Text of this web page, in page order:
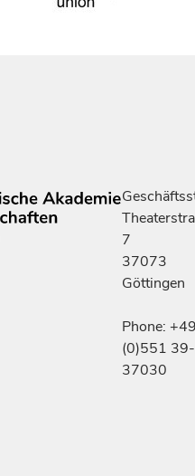
7
37073
Göttingen
Phone:
(0)551 39-
37030